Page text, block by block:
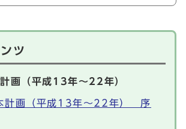
ツ
計画（平成13年～22年）
計画（平成13年～22年） 序